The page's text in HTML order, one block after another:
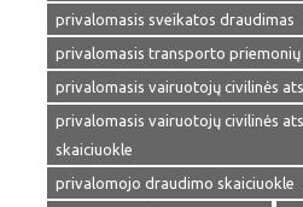
privalomasis sveikatos draudimas
privalomasis transporto priemonių
privalomasis vairuotojų civilinės
privalomasis vairuotojų civilinės
skaiciuokle
privalomojo draudimo skaiciuokle